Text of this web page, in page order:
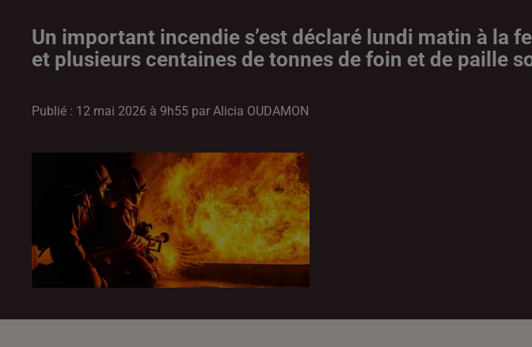
Un important incendie s’est déclaré lundi matin à la
et plusieurs centaines de tonnes de foin et de paille
Publié : 12 mai 2026 à 9h55 par Alicia OUDAMON